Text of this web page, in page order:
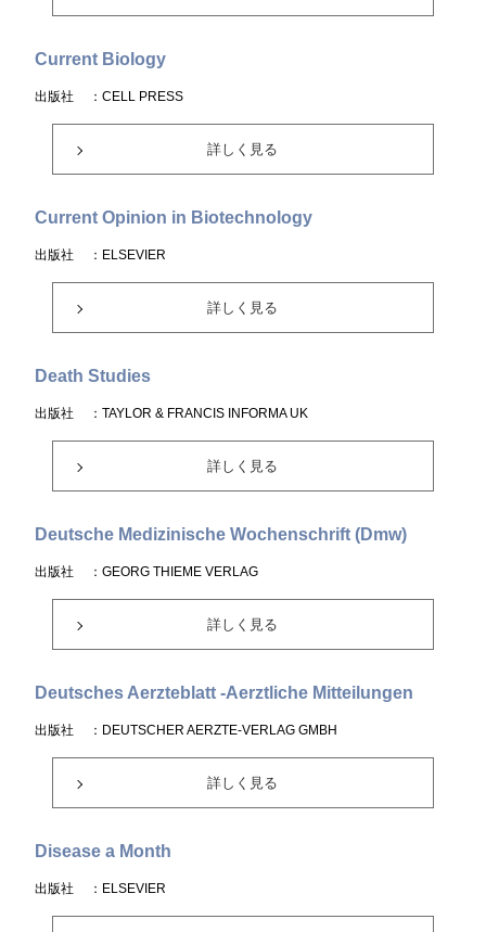
Current Biology
出版社 ：CELL PRESS
詳しく見る
Current Opinion in Biotechnology
出版社 ：ELSEVIER
詳しく見る
Death Studies
出版社 ：TAYLOR & FRANCIS INFORMA UK
詳しく見る
Deutsche Medizinische Wochenschrift (Dmw)
出版社 ：GEORG THIEME VERLAG
詳しく見る
Deutsches Aerzteblatt -Aerztliche Mitteilungen
出版社 ：DEUTSCHER AERZTE-VERLAG GMBH
詳しく見る
Disease a Month
出版社 ：ELSEVIER